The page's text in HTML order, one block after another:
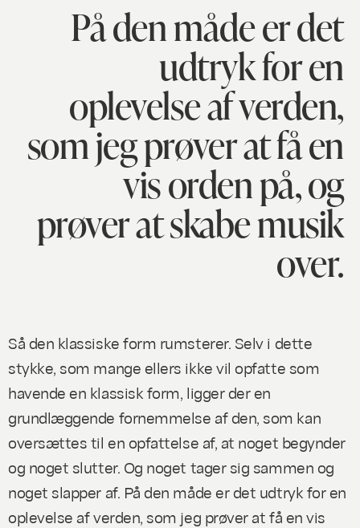
På den måde er det
udtryk for en
oplevelse af verden,
som jeg prøver at få en
vis orden på, og
prøver at skabe musik
over.
Så den klassiske form rumsterer. Selv i dette
stykke, som mange ellers ikkevil opfatte som
havende en klassisk form, ligger der en
grundlæggende fornemmelse af den, som kan
oversættes til en opfattelse af, at noget begynder
og noget slutter. Og noget tager sig sammen og
noget slapper af. På den måde er det udtryk for en
oplevelse af verden, som jeg prøver at få en vis